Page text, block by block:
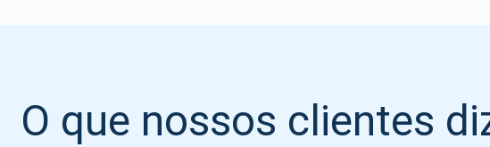
O que nossos clientes